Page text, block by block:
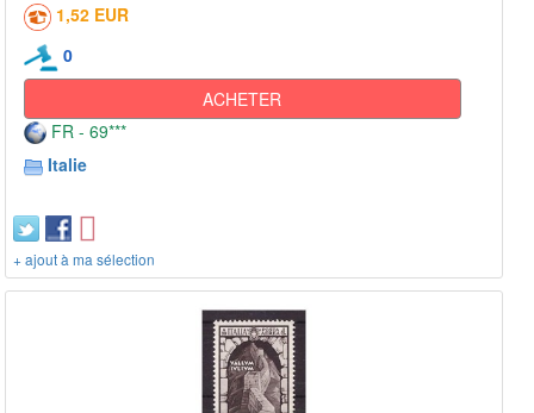
1,52 EUR
0
ACHETER
FR - 69***
Italie
+ ajout à ma sélection